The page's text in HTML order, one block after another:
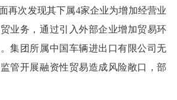
再次发现其下属4家企业为增加经营业
业务，通过引入外部企业增加贸易环
集团所属中国车辆进出口有限公司无
管开展融资性贸易造成风险敞口，部